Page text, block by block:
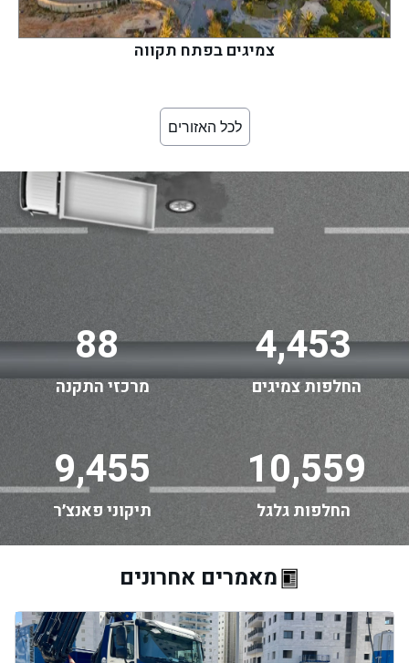
צמיגים בפתח תקווה
לכל האזורים
88
מרכזי התקנה
4,453
החלפות צמיגים
9,455
תיקוני פאנצ׳ר
10,559
החלפות גלגל
מאמרים אחרונים